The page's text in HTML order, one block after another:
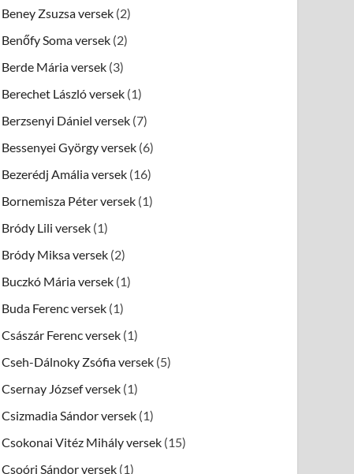
Beney Zsuzsa versek (2)
Benőfy Soma versek (2)
Berde Mária versek (3)
Berechet László versek (1)
Berzsenyi Dániel versek (7)
Bessenyei György versek (6)
Bezerédj Amália versek (16)
Bornemisza Péter versek (1)
Bródy Lili versek (1)
Bródy Miksa versek (2)
Buczkó Mária versek (1)
Buda Ferenc versek (1)
Császár Ferenc versek (1)
Cseh-Dálnoky Zsófia versek (5)
Csernay József versek (1)
Csizmadia Sándor versek (1)
Csokonai Vitéz Mihály versek (15)
Csoóri Sándor versek (1)